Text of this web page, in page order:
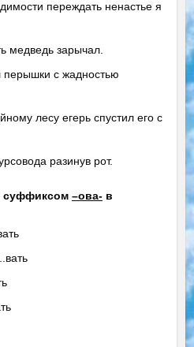
переждать ненастье я
медведь зарычал.
перышки с жадностью
лесу егерь спустил его с
разинув рот.
суффиксом –ова-в